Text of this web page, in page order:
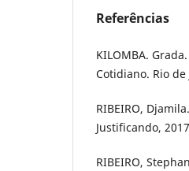
Referências
KILOMBA.
Cotidiano. Rio de
RIBEIRO,
Justificando,
RIBEIRO,